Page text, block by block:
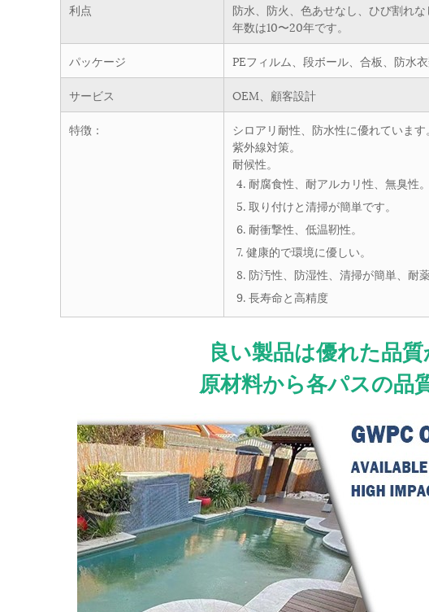
利点
防水、防火、色あせなし、ひび割れ
年数は10〜20年です。
パッケージ
PEフィルム、段ボール、合板、防水
サービス
OEM、顧客設計
特徴：
シロアリ耐性、防水性に優れています。
紫外線対策。
耐候性。
4. 耐腐食性、耐アルカリ性、無臭性。
5. 取り付けと清掃が簡単です。
6. 耐衝撃性、低温靭性。
7. 健康的で環境に優しい。
8. 防汚性、防湿性、清掃が簡単、耐薬
9. 長寿命と高精度
良い製品は優れた品
原材料から各パスの品